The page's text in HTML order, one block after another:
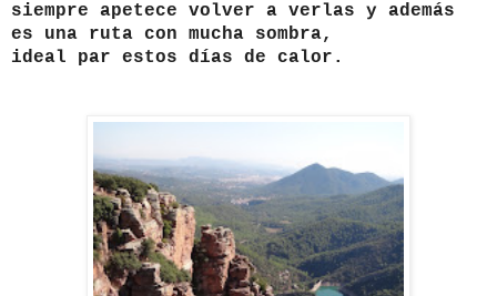
siempre apetece volver a verlas y además
es una ruta con mucha sombra,
ideal par estos días de calor.